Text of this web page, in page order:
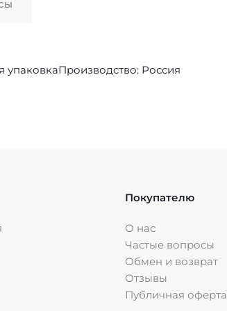
Россия
Покупателю
О нас
Частые вопросы
Обмен и возврат
Отзывы
Публичная оферта